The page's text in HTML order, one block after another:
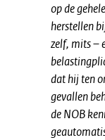
op de
herstellen
zelf, mits –
dat hij ten
gevallen
de NOB